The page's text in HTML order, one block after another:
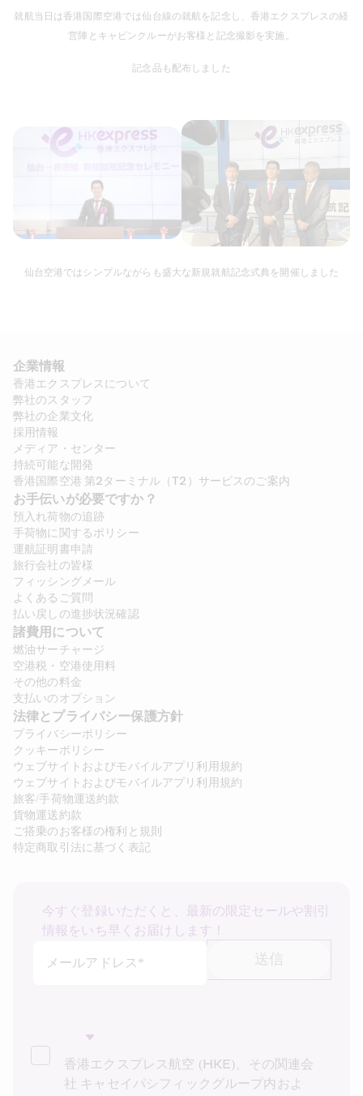
就航当日は香港国際空港では仙台線の就航を記念し、香港エクスプレスの経
営陣とキャビンクルーがお客様と記念撮影を実施。
記念品も配布しました
仙台空港ではシンプルながらも盛大な新規就航記念式典を開催しました
企業情報
香港エクスプレスについて
弊社のスタッフ
弊社の企業文化
採用情報
メディア・センター
持続可能な開発
香港国際空港 第2ターミナル（T2）サービスのご案内
お手伝いが必要ですか？
預入れ荷物の追跡
手荷物に関するポリシー
運航証明書申請
旅行会社の皆様
フィッシングメール
よくあるご質問
払い戻しの進捗状況確認
諸費用について
燃油サーチャージ
空港税・空港使用料
その他の料金
支払いのオプション
法律とプライバシー保護方針
プライバシーポリシー
クッキーポリシー
ウェブサイトおよびモバイルアプリ利用規約
ウェブサイトおよびモバイルアプリ利用規約
旅客/手荷物運送約款
貨物運送約款
ご搭乗のお客様の権利と規則
特定商取引法に基づく表記
今すぐ登録いただくと、最新の限定セールや割引
情報をいち早くお届けします！
メールアドレス*
送信
香港エクスプレス航空 (HKE)、その関連会
社 キャセイパシフィックグループ内およ